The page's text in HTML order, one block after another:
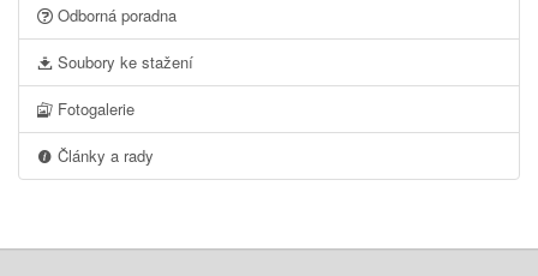
Odborná poradna
Soubory ke stažení
Fotogalerie
Články a rady